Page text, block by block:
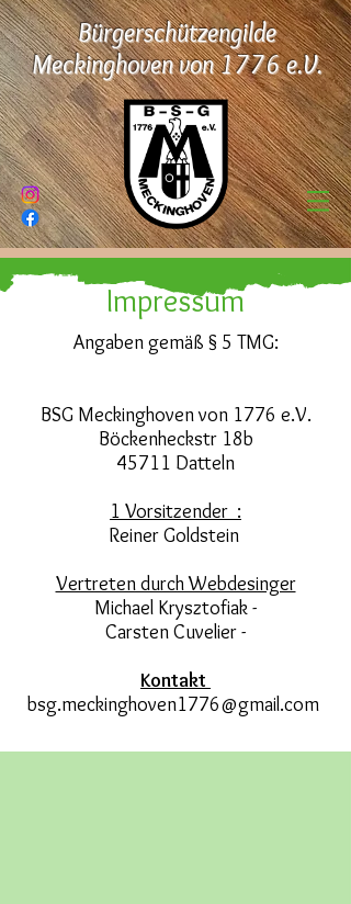
Bürgerschützengilde
Meckinghoven von 1776 e.V.
Impressum
Angaben gemäß § 5 TMG:
BSG Meckinghoven von 1776 e.V.
Böckenheckstr 18b
45711 Datteln
1 Vorsitzender :
Reiner Goldstein
Vertreten durch Webdesinger
Michael Krysztofiak -
Carsten Cuvelier -
Kontakt
bsg.meckinghoven1776@gmail.com